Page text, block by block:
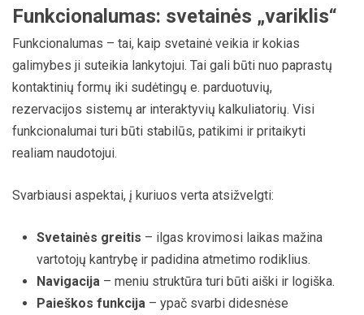
Funkcionalumas: svetainės „variklis“
Funkcionalumas – tai, kaip svetainė veikia ir kokias
galimybes ji suteikia lankytojui. Tai gali būti nuo paprastų
kontaktinių formų iki sudėtingų e. parduotuvių,
rezervacijos sistemų ar interaktyvių kalkuliatorių. Visi
funkcionalumai turi būti stabilūs, patikimi ir pritaikyti
realiam naudotojui.
Svarbiausi aspektai, į kuriuos verta atsižvelgti:
Svetainės greitis – ilgas krovimosi laikas mažina
vartotojų kantrybę ir padidina atmetimo rodiklius.
Navigacija – meniu struktūra turi būti aiški ir logiška.
Paieškos funkcija – ypač svarbi didesnėse